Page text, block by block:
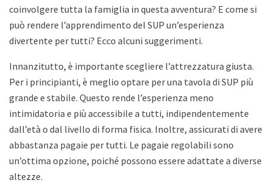
coinvolgere tutta la famiglia in questa avventura? E come si
può rendere l’apprendimento del SUP un’esperienza
divertente per tutti? Ecco alcuni suggerimenti.
Innanzitutto, è importante scegliere l’attrezzatura giusta.
Per i principianti, è meglio optare per una tavola di SUP più
grande e stabile. Questo rende l’esperienza meno
intimidatoria e più accessibile a tutti, indipendentemente
dall’età o dal livello di forma fisica. Inoltre, assicurati di avere
abbastanza pagaie per tutti. Le pagaie regolabili sono
un’ottima opzione, poiché possono essere adattate a diverse
altezze.